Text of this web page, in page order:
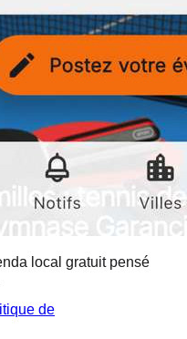
local gratuit pensé
de